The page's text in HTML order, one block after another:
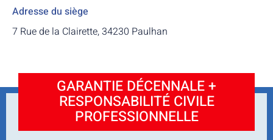
Adresse du siège
7 Rue de la Clairette, 34230 Paulhan
GARANTIE DÉCENNALE +
RESPONSABILITÉ CIVILE
PROFESSIONNELLE